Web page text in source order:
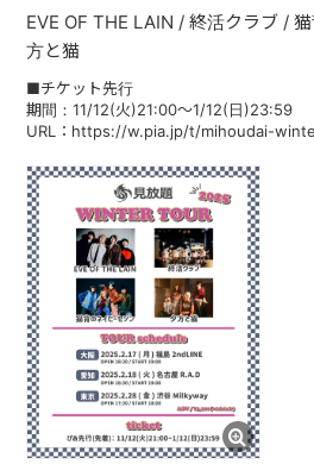
NEWS
VIDEO
GOODS
GOODS
終活商店(通販)
EVE OF THE LAIN / 終活クラブ /
方と猫
■チケット先行
期間：11/12(火)21:00〜1/12(日)23:59
URL：https://w.pia.jp/t/mihoudai-